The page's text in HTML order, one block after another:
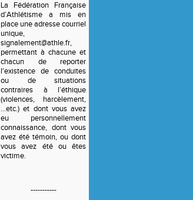
La Fédération Française
d’Athlétisme a mis en
place une adresse courriel
unique,
signalement@athle.fr,
permettant à chacune et
chacun de reporter
l'existence de conduites
ou de situations
contraires à l’éthique
(violences, harcèlement,
…etc.) et dont vous avez
eu personnellement
connaissance, dont vous
avez été témoin, ou dont
vous avez été ou êtes
victime.
-----------